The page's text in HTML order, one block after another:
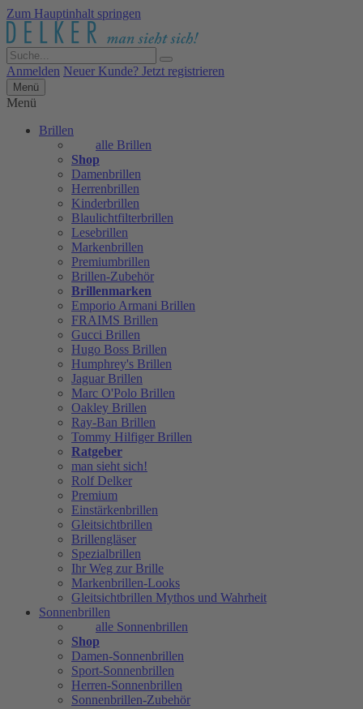
Zum Hauptinhalt springen
Anmelden Neuer Kunde? Jetzt registrieren
Menü
Menü
Brillen
alle Brillen
Shop
Damenbrillen
Herrenbrillen
Kinderbrillen
Blaulichtfilterbrillen
Lesebrillen
Markenbrillen
Premiumbrillen
Brillen-Zubehör
Brillenmarken
Emporio Armani Brillen
FRAIMS Brillen
Gucci Brillen
Hugo Boss Brillen
Humphrey's Brillen
Jaguar Brillen
Marc O'Polo Brillen
Oakley Brillen
Ray-Ban Brillen
Tommy Hilfiger Brillen
Ratgeber
man sieht sich!
Rolf Delker
Premium
Einstärkenbrillen
Gleitsichtbrillen
Brillengläser
Spezialbrillen
Ihr Weg zur Brille
Markenbrillen-Looks
Gleitsichtbrillen Mythos und Wahrheit
Sonnenbrillen
alle Sonnenbrillen
Shop
Damen-Sonnenbrillen
Sport-Sonnenbrillen
Herren-Sonnenbrillen
Sonnenbrillen-Zubehör